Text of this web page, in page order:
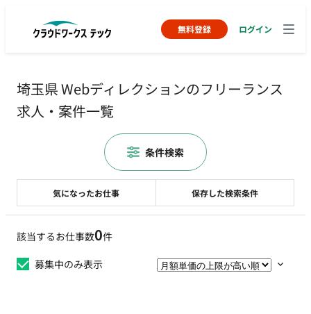
無料登録 ログイン
埼玉県 Webディレクションのフリーランス
求人・案件一覧
該当するお仕事数0件
募集中のみ表示
気になったお仕事 保存した検索条件
条件検索